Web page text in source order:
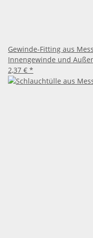
Gewinde-Fitting aus
Innengewinde und
2,37 € *